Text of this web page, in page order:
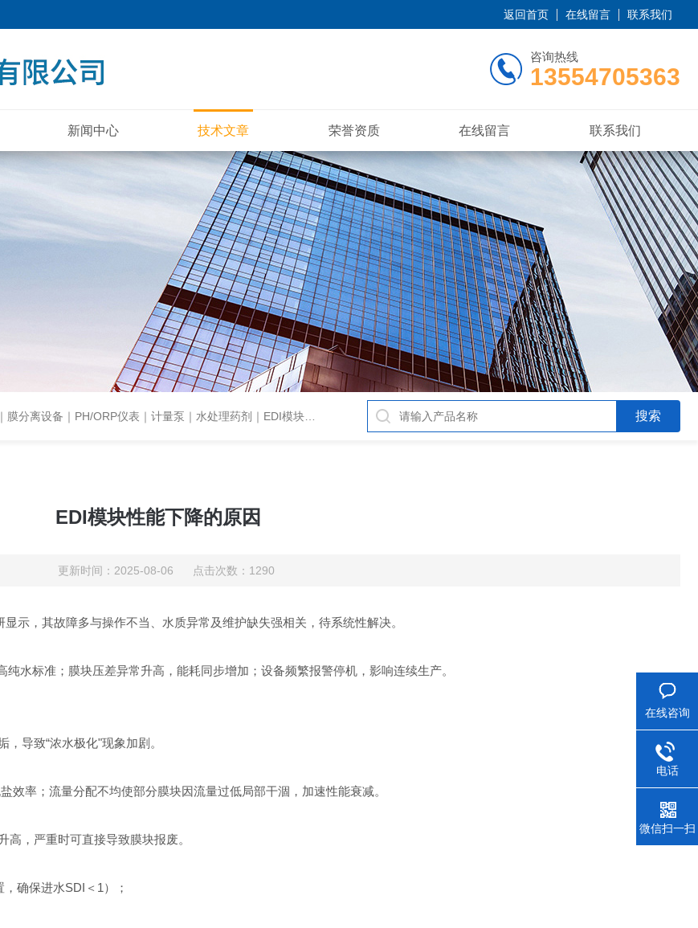
返回首页 在线留言 联系我们
咨询热线
13554705363
新闻中心 技术文章 荣誉资质 在线留言 联系我们
｜PH/ORP仪表｜计量泵｜水处理药剂｜EDI模块代理｜EDI模块维修
EDI模块性能下降的原因
更新时间：2025-08-06 点击次数：1290
，其故障多与操作不当、水质异常及维护缺失强相关，待系统性解决。
标准；膜块压差异常升高，能耗同步增加；设备频繁报警停机，影响连续生产。
导致“浓水极化"现象加剧。
率；流量分配不均使部分膜块因流量过低局部干涸，加速性能衰减。
，严重时可直接导致膜块报废。
确保进水SDI＜1）；
在线咨询
电话
微信扫一扫